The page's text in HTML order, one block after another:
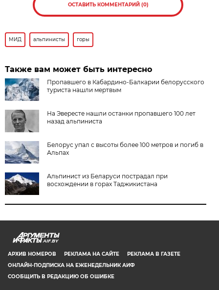
ОСТАВИТЬ КОММЕНТАРИЙ (0)
МИД альпинисты горы
Также вам может быть интересно
Пропавшего в Кабардино-Балкарии белорусского
туриста нашли мертвым
На Эвересте нашли останки пропавшего 100 лет
назад альпиниста
Белорус упал с высоты более 100 метров и погиб в
Альпах
Альпинист из Беларуси пострадал при
восхождении в горах Таджикистана
AIF.BY
АРХИВ НОМЕРОВ РЕКЛАМА НА САЙТЕ
РЕКЛАМА В ГАЗЕТЕ
ОНЛАЙН-ПОДПИСКА НА ЕЖЕНЕДЕЛЬНИК АИФ
СООБЩИТЬ В РЕДАКЦИЮ ОБ ОШИБКЕ